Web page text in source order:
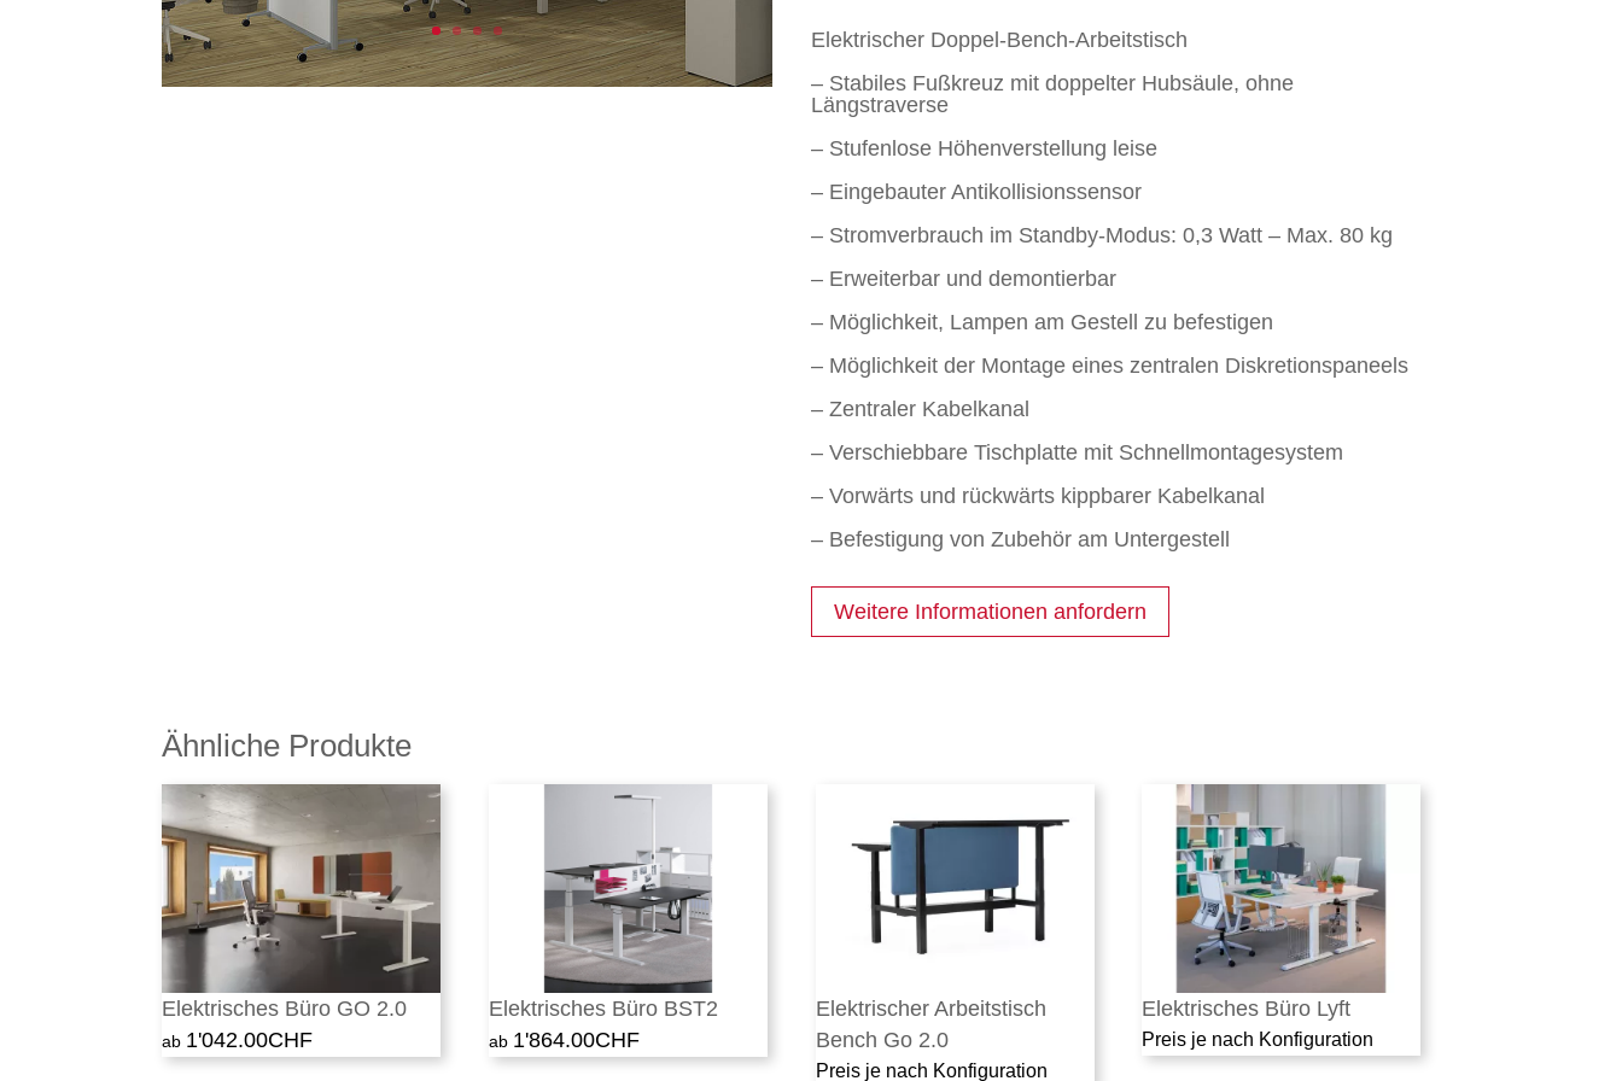
Elektrischer Doppel-Bench-Arbeitstisch
– Stabiles Fußkreuz mit doppelter Hubsäule, ohne
Längstraverse
– Stufenlose Höhenverstellung leise
– Eingebauter Antikollisionssensor
– Stromverbrauch im Standby-Modus: 0,3 Watt – Max. 80 kg
– Erweiterbar und demontierbar
– Möglichkeit, Lampen am Gestell zu befestigen
– Möglichkeit der Montage eines zentralen Diskretionspaneels
– Zentraler Kabelkanal
– Verschiebbare Tischplatte mit Schnellmontagesystem
– Vorwärts und rückwärts kippbarer Kabelkanal
– Befestigung von Zubehör am Untergestell
Weitere Informationen anfordern
Ähnliche Produkte
Elektrisches Büro GO 2.0
1'042.00CHF
Elektrisches Büro BST2
1'864.00CHF
Elektrischer Arbeitstisch
Bench Go 2.0
Preis je nach Konfiguration
Elektrisches Büro Lyft
Preis je nach Konfiguration